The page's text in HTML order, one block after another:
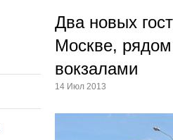
Два новых
Москве,
вокзалами
14 Июл 2013